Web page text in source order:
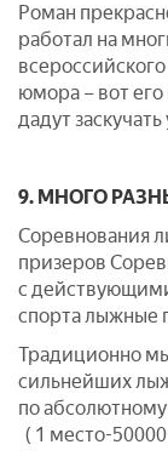
Роман
работал на
юмора – вот его
дадут
9. МНОГО
Соревнования
призеров
с
спорта лыжные
Традиционно
сильнейших
по
( 1 место-